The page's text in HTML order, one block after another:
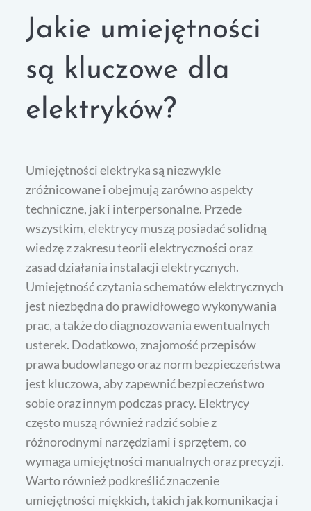
Jakie umiejętności
są kluczowe dla
elektryków?
Umiejętności elektryka są niezwykle
zróżnicowane i obejmują zarówno aspekty
techniczne, jak i interpersonalne. Przede
wszystkim, elektrycy muszą posiadać solidną
wiedzę z zakresu teorii elektryczności oraz
zasad działania instalacji elektrycznych.
Umiejętność czytania schematów elektrycznych
jest niezbędna do prawidłowego wykonywania
prac, a także do diagnozowania ewentualnych
usterek. Dodatkowo, znajomość przepisów
prawa budowlanego oraz norm bezpieczeństwa
jest kluczowa, aby zapewnić bezpieczeństwo
sobie oraz innym podczas pracy. Elektrycy
często muszą również radzić sobie z
różnorodnymi narzędziami i sprzętem, co
wymaga umiejętności manualnych oraz precyzji.
Warto również podkreślić znaczenie
umiejętności miękkich, takich jak komunikacja i